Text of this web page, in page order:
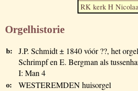
RK kerk H
Orgelhistorie
b:
J.P. Schmidt ± 1840 vóór ??, het
Schrimpf en E. Bergman als
I: Man 4
o:
WESTEREMDEN huisorgel